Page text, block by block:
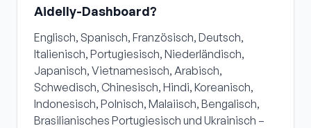
Aidelly-Dashboard?
Englisch, Spanisch, Französisch, Deutsch,
Italienisch, Portugiesisch, Niederländisch,
Japanisch, Vietnamesisch, Arabisch,
Schwedisch, Chinesisch, Hindi, Koreanisch,
Indonesisch, Polnisch, Malaiisch, Bengalisch,
Brasilianisches Portugiesisch und Ukrainisch –